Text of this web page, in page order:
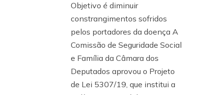
Objetivo é diminuir
constrangimentos sofridos
pelos portadores da doença A
Comissão de Seguridade Social
e Família da Câmara dos
Deputados aprovou o Projeto
de Lei 5307/19, que institui a